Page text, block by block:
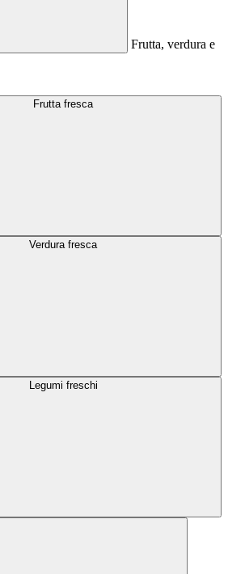
Frutta, verdura e
Frutta fresca
Verdura fresca
Legumi freschi